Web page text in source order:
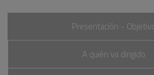
Presentación -
A quién va dirigido